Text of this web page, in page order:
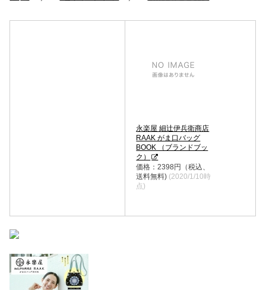
永楽屋 細辻伊兵衛商店
RAAK がま口バッグ
BOOK （ブランドブッ
ク）
価格：2398円（税込、
送料無料) (2020/1/10時
点)